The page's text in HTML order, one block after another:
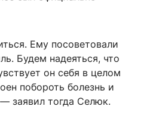
Ему посоветовали
Будем надеяться, что
он себя в целом
побороть болезнь и
заявил тогда Селюк.